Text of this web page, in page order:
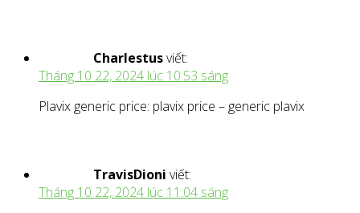
Charlestusviết:
Tháng 10 22, 2024 lúc 10:53 sáng
Plavix generic price: plavix price – generic plavix
TravisDioni viết:
Tháng 10 22, 2024 lúc 11:04 sáng